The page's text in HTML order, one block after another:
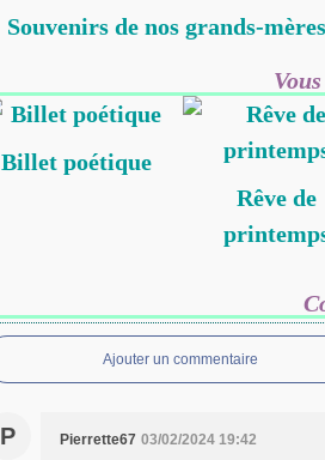
Souvenirs de nos grands-mères
Billet poétique
Rêve de
Ajouter un commentaire
P Pierrette67 03/02/2024 19:42